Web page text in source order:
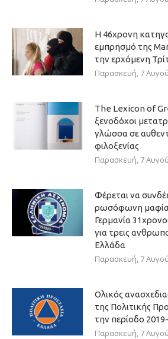
Η 46χρονη
εμπρησμό της
την ερχόμενη
Παρασκευή, 7
The Lexicon of
ξενοδόχοι
γλώσσα σε
φιλοξενίας
Παρασκευή, 7
Φέρεται να
ρωσόφωνη μαφία
Γερμανία
για τρεις
Ελλάδα
Παρασκευή, 7
Ολικός
της Πολιτικής
την περίοδο
Παρασκευή, 7